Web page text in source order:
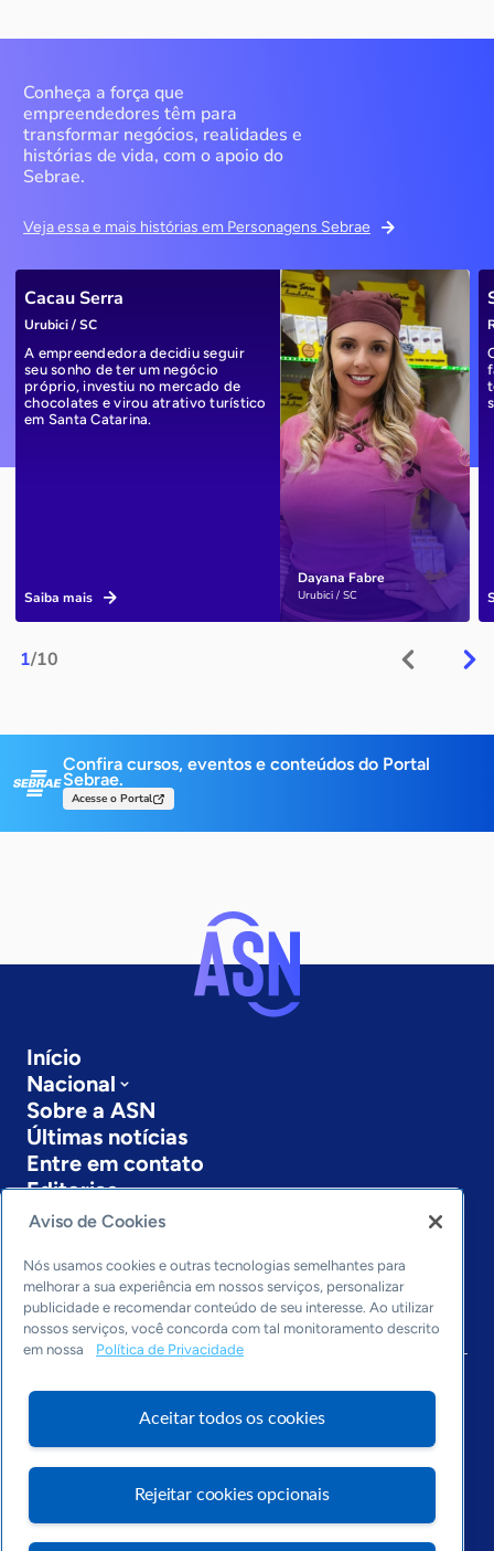
Conheça a força que
empreendedores têm para
transformar negócios, realidades e
histórias de vida, com o apoio do
Sebrae.
Veja essa e mais histórias em Personagens Sebrae
1/10
Dayana Fabre
Urubici / SC
Cacau Serra
Urubici / SC
A empreendedora decidiu seguir
seu sonho de ter um negócio
próprio, investiu no mercado de
chocolates e virou atrativo turístico
em Santa Catarina.
Saiba mais
Confira cursos, eventos e conteúdos do Portal
Sebrae.
Acesse o Portal
Início
Nacional
Sobre a ASN
Últimas notícias
Entre em contato
Editorias
Economia & Política
Inovação & Tecnologia
Cultura empreendedora
Dados
Arquivo
Aviso de Cookies
Nós usamos cookies e outras tecnologias semelhantes para
melhorar a sua experiência em nossos serviços, personalizar
publicidade e recomendar conteúdo de seu interesse. Ao utilizar
nossos serviços, você concorda com tal monitoramento descrito
em nossa
Política de Privacidade
Aceitar todos os cookies
Rejeitar cookies opcionais